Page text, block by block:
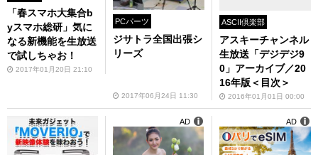
「春スマホ大集合b
yスマホ総研」気に
なる新機能を生放送
で試しちゃお！
2017年01月20日 21:10
PCパーツ
ジサトラ全国出張シ
リーズ
2017年06月24日 11:30
ASCII倶楽部
アスキーチャンネル
生放送「デジデジ9
0」アーカイブ／20
16年版＜目次＞
2016年01月01日 00:00
AD AD